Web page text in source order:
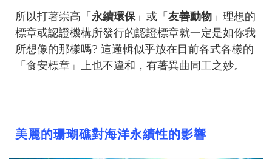
所以打著崇高「 永續環保」或「 友善動物 」理想的
標章或認證機構所發行的認證標章就一定是如你我
所想像的那樣嗎? 這邏輯似乎放在目前各式各樣的
「食安標章」上也不違和，有著異曲同工之妙。
美麗的珊瑚礁對海洋永續性的影響